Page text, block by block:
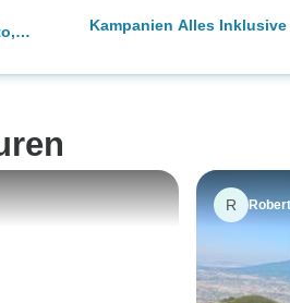
von
so
Kampanien Alles Inklusive
R Robert